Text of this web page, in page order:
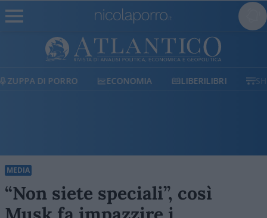
ECONOMIA LIBERILIBRI SHOP SOSTIENICI
MEDIA
“Non siete speciali”, così